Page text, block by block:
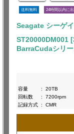
送料無料 24時間以内に
Seagate シーゲ
ST20000DM001
BarraCudaシリ
容量
:
20TB
回転数
:
7200rpm
記録方式 : CMR